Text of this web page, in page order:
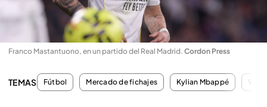
Franco Mastantuono, en un partido del Real Madrid. Cordon Press
TEMAS Fútbol Mercado de fichajes Kylian Mbappé